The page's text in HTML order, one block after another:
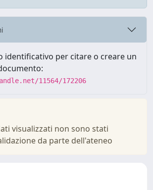
identificativo per citare o creare un
11564/172206
visualizzati non sono stati
da parte dell'ateneo